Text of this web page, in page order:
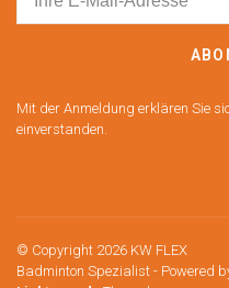
Mit der Anmeldung erklären Sie
einverstanden.
© Copyright 2026 KW FLEX
Badminton Spezialist - Powered